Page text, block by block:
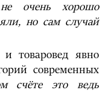
очень хорошо
но сам случай
товаровед явно
современных
счёте это ведь